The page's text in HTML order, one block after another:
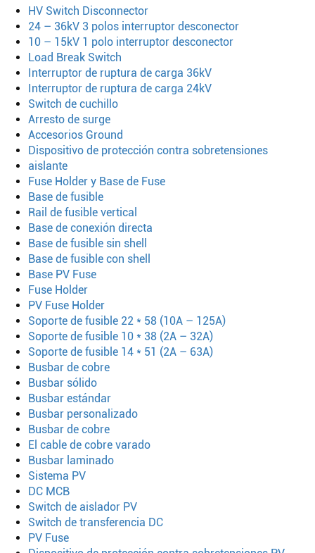
HV Switch Disconnector
24 – 36kV 3 polos interruptor desconector
10 – 15kV 1 polo interruptor desconector
Load Break Switch
Interruptor de ruptura de carga 36kV
Interruptor de ruptura de carga 24kV
Switch de cuchillo
Arresto de surge
Accesorios Ground
Dispositivo de protección contra sobretensiones
aislante
Fuse Holder y Base de Fuse
Base de fusible
Rail de fusible vertical
Base de conexión directa
Base de fusible sin shell
Base de fusible con shell
Base PV Fuse
Fuse Holder
PV Fuse Holder
Soporte de fusible 22 * 58 (10A – 125A)
Soporte de fusible 10 * 38 (2A – 32A)
Soporte de fusible 14 * 51 (2A – 63A)
Busbar de cobre
Busbar sólido
Busbar estándar
Busbar personalizado
Busbar de cobre
El cable de cobre varado
Busbar laminado
Sistema PV
DC MCB
Switch de aislador PV
Switch de transferencia DC
PV Fuse